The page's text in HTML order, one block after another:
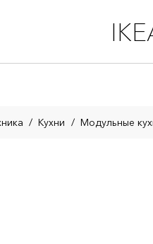
/ Кухни / Модульные